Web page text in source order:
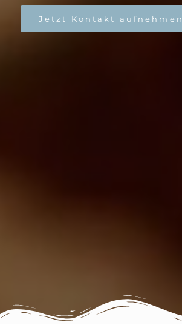
Jetzt Kontakt aufnehmen